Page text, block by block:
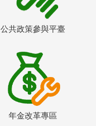
公共政策參與平臺
年金改革專區